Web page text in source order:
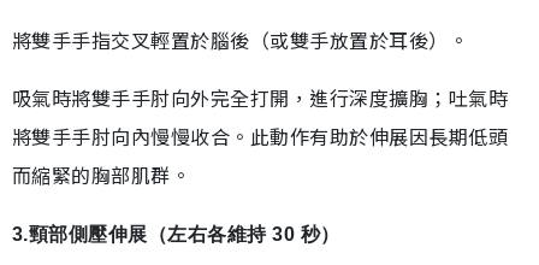
將雙手手指交叉輕置於腦後（或雙手放置於耳後）。
吸氣時將雙手手肘向外完全打開，進行深度擴胸；吐氣時
將雙手手肘向內慢慢收合。此動作有助於伸展因長期低頭
而縮緊的胸部肌群。
3.頸部側壓伸展（左右各維持 30 秒）